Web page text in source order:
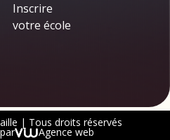
Inscrire
votre école
| Tous droits réservés
Agence web